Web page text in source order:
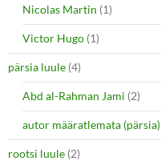
Nicolas Martin (1)
Victor Hugo (1)
pärsia luule (4)
Abd al-Rahman Jami (2)
autor määratlemata (pärsia)
rootsi luule (2)